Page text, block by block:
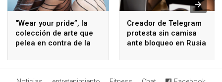
“Wear your pride”, la
colección de arte que
pelea en contra de la
Creador de Telegram
protesta sin camisa
ante bloqueo en Rusia